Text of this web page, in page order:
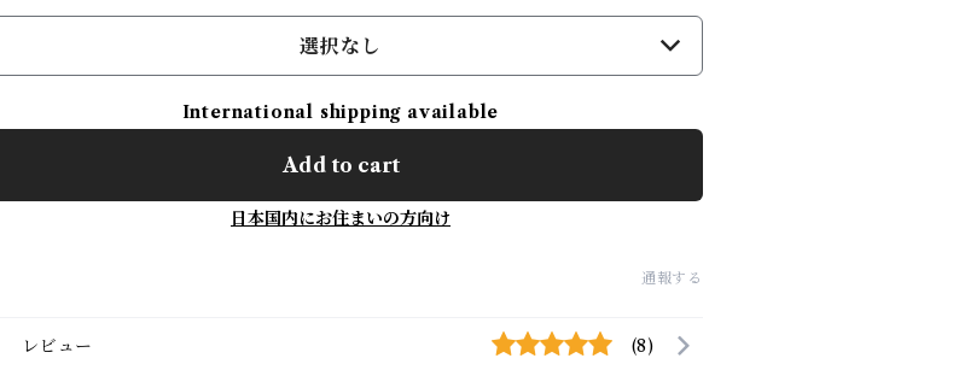
選択なし
International shipping available
Add to cart
日本国内にお住まいの方向け
通報する
レビュー (8)